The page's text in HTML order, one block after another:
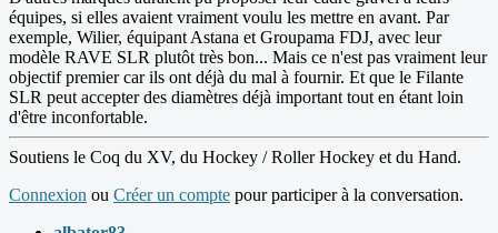
équipes, si elles avaient vraiment voulu les mettre en avant. Par
exemple, Wilier, équipant Astana et Groupama FDJ, avec leur
modèle RAVE SLR plutôt très bon... Mais ce n'est pas vraiment leur
objectif premier car ils ont déjà du mal à fournir. Et que le Filante
SLR peut accepter des diamètres déjà important tout en étant loin
d'être inconfortable.
Soutiens le Coq du XV, du Hockey / Roller Hockey et du Hand.
Connexion ou Créer un compte pour participer à la conversation.